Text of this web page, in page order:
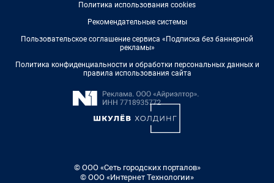
Политика использования cookies
Рекомендательные системы
Пользовательское соглашение сервиса «Подписка без баннерной
рекламы»
Политика конфиденциальности и обработки персональных данных и
правила использования сайта
© ООО «Сеть городских порталов»
© ООО «Интернет Технологии»